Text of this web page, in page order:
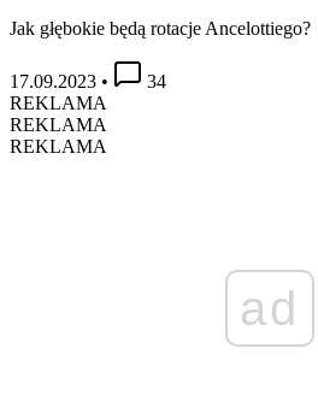
Jak głębokie będą rotacje Ancelottiego?
17.09.2023 •
34
REKLAMA
REKLAMA
REKLAMA
ad